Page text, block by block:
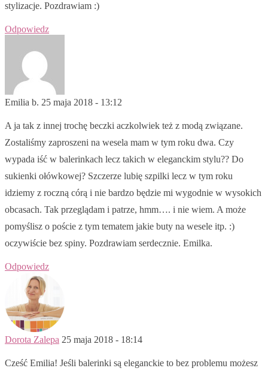
stylizacje. Pozdrawiam :)
Odpowiedz
Emilia b. 25 maja 2018 - 13:12
A ja tak z innej trochę beczki aczkolwiek też z modą związane.
Zostaliśmy zaproszeni na wesela mam w tym roku dwa. Czy
wypada iść w balerinkach lecz takich w eleganckim stylu?? Do
sukienki ołówkowej? Szczerze lubię szpilki lecz w tym roku
idziemy z roczną córą i nie bardzo będzie mi wygodnie w wysokich
obcasach. Tak przeglądam i patrze, hmm…. i nie wiem. A może
pomyślisz o poście z tym tematem jakie buty na wesele itp. :)
oczywiście bez spiny. Pozdrawiam serdecznie. Emilka.
Odpowiedz
Dorota Zalepa 25 maja 2018 - 18:14
Cześć Emilia! Jeśli balerinki są eleganckie to bez problemu możesz